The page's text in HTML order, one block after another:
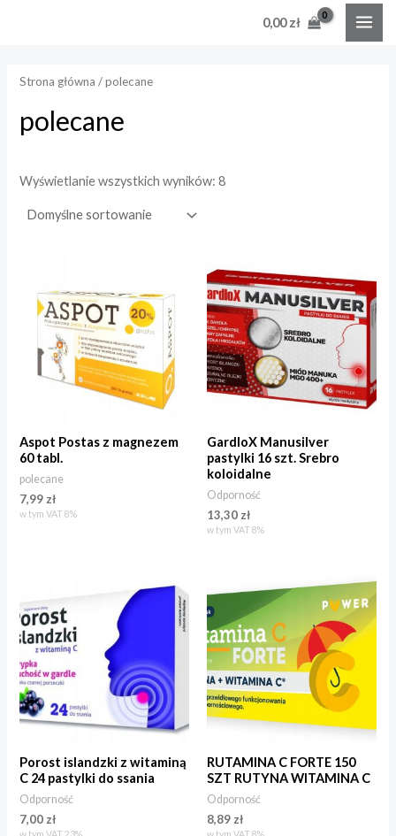
0,00zł
Strona główna / polecane
polecane
Wyświetlanie wszystkich wyników: 8
Aspot Postas z magnezem
60 tabl.
polecane
7,99zł
w tym VAT 8%
GardloX Manusilver
pastylki 16 szt. Srebro
koloidalne
Odporność
13,30zł
w tym VAT 8%
Porost islandzki z witaminą
C 24 pastylki do ssania
Odporność
7,00 zł
RUTAMINA C FORTE 150
SZT RUTYNA WITAMINA C
Odporność
8,89 zł